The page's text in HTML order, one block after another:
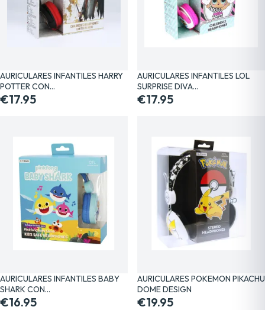
AURICULARES INFANTILES HARRY
POTTER CON…
€17.95
AURICULARES INFANTILES LOL
SURPRISE DIVA…
€17.95
AURICULARES INFANTILES BABY
SHARK CON…
€16.95
AURICULARES POKEMON PIKACHU
DOME DESIGN
€19.95